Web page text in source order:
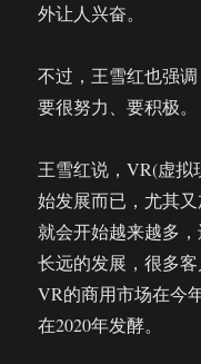
外让人兴奋。
不过，王雪红也强
要很努力、要积极。
王雪红说，VR(虚拟
始发展而已，尤其
就会开始越来越多
长远的发展，很多
VR的商用市场在今
在2020年发酵。